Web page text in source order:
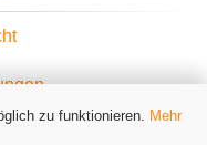
zu funktionieren. Mehr